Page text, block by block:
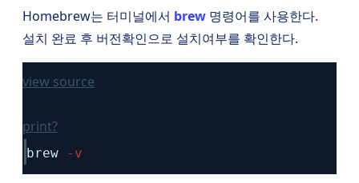
Homebrew는 터미널에서 brew 명령어를 사용한다.
설치 완료 후 버전확인으로 설치여부를 확인한다.
view source
print?
brew -v